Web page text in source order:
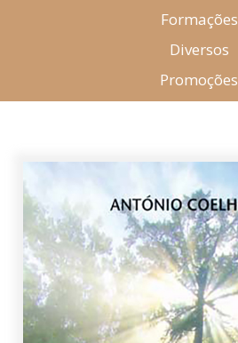
Formações
Diversos
Promoções